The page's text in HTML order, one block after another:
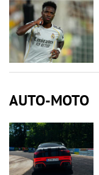
AUTO-MOTO